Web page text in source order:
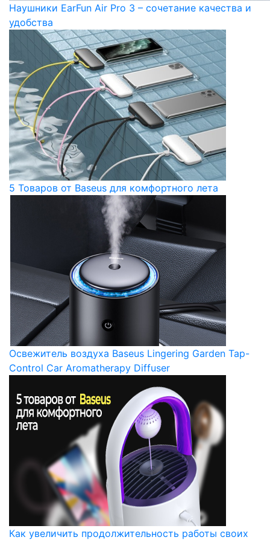
Наушники EarFun Air Pro 3 – сочетание качества и
удобства
5 Товаров от Baseus для комфортного лета
Освежитель воздуха Baseus Lingering Garden Tap-
Control Car Aromatherapy Diffuser
Как увеличить продолжительность работы своих